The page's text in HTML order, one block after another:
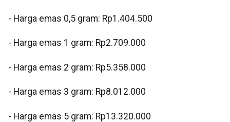
‎‎- Harga emas 0,5 gram: Rp1.404.500
- Harga emas 1 gram: Rp2.709.000
‎- Harga emas 2 gram: Rp5.358.000
‎- Harga emas 3 gram: Rp8.012.000
‎- Harga emas 5 gram: Rp13.320.000